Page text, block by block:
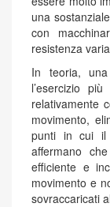
una
con
resistenza
In teoria,
l’esercizio
relativamente
movimento,
punti in cui il
affermano
efficiente e
movimento e
sovraccaricati